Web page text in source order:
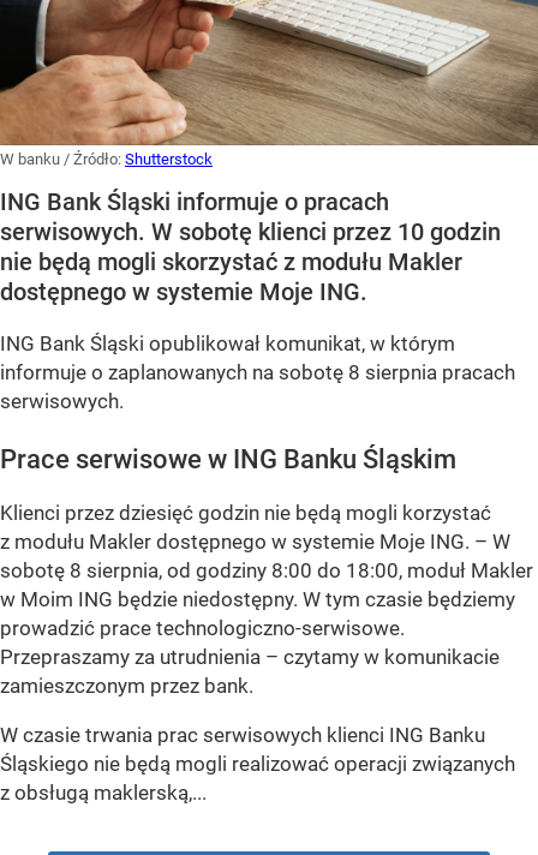
W banku / Źródło: Shutterstock
ING Bank Śląski informuje o pracach
serwisowych. W sobotę klienci przez 10 godzin
nie będą mogli skorzystać z modułu Makler
dostępnego w systemie Moje ING.
ING Bank Śląski opublikował komunikat, w którym
informuje o zaplanowanych na sobotę 8 sierpnia pracach
serwisowych.
Prace serwisowe w ING Banku Śląskim
Klienci przez dziesięć godzin nie będą mogli korzystać
z modułu Makler dostępnego w systemie Moje ING. – W
sobotę 8 sierpnia, od godziny 8:00 do 18:00, moduł Makler
w Moim ING będzie niedostępny. W tym czasie będziemy
prowadzić prace technologiczno-serwisowe.
Przepraszamy za utrudnienia – czytamy w komunikacie
zamieszczonym przez bank.
W czasie trwania prac serwisowych klienci ING Banku
Śląskiego nie będą mogli realizować operacji związanych
z obsługą maklerską,...